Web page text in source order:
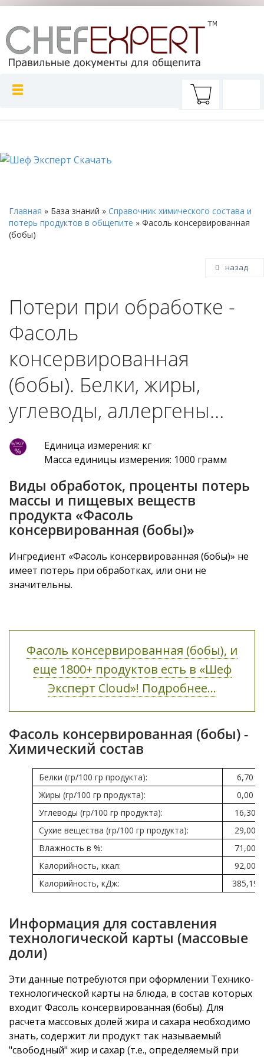
Главная » База знаний » Справочник химического состава и
потерь продуктов в общепите » Фасоль консервированная
(бобы)
назад
Потери при обработке -
Фасоль
консервированная
(бобы). Белки, жиры,
углеводы, аллергены…
Единица измерения: кг
Масса единицы измерения: 1000 грамм
Виды обработок, проценты потерь
массы и пищевых веществ
продукта «Фасоль
консервированная (бобы)»
Ингредиент «Фасоль консервированная (бобы)» не
имеет потерь при обработках, или они не
значительны.
Фасоль консервированная (бобы), и
еще 1800+ продуктов есть в «Шеф
Эксперт Cloud»! Подробнее...
Фасоль консервированная (бобы) -
Химический состав
Белки (гр/100 гр продукта):
6,70
Жиры (гр/100 гр продукта):
0,00
Углеводы (гр/100 гр продукта):
16,30
Сухие вещества (гр/100 гр продукта):
29,00
Влажность в %:
71,00
Калорийность, ккал:
92,00
Калорийность, кДж:
385,19
Информация для составления
технологической карты (массовые
доли)
Эти данные потребуются при оформлении Технико-
технологической карты на блюда, в состав которых
входит Фасоль консервированная (бобы). Для
расчета массовых долей жира и сахара необходимо
знать, содержит ли продукт так называемый
"свободный" жир и сахар (т.е., определяемый при